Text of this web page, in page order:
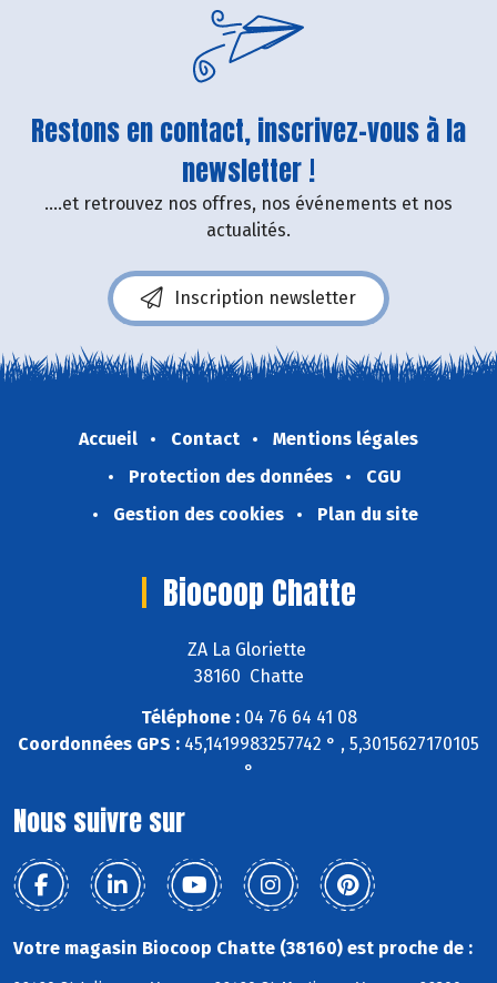
Restons en contact, inscrivez-vous à la
newsletter !
....et retrouvez nos offres, nos événements et nos
actualités.
Inscription newsletter
Accueil Contact
Mentions légales
Protection des données
CGU
Gestion des cookies
Plan du site
Biocoop Chatte
ZA La Gloriette
38160 Chatte
Téléphone :04 76 64 41 08
Coordonnées GPS : 45,1419983257742 ° , 5,3015627170105
°
Nous suivre sur
Votre magasin Biocoop Chatte (38160) est proche de :